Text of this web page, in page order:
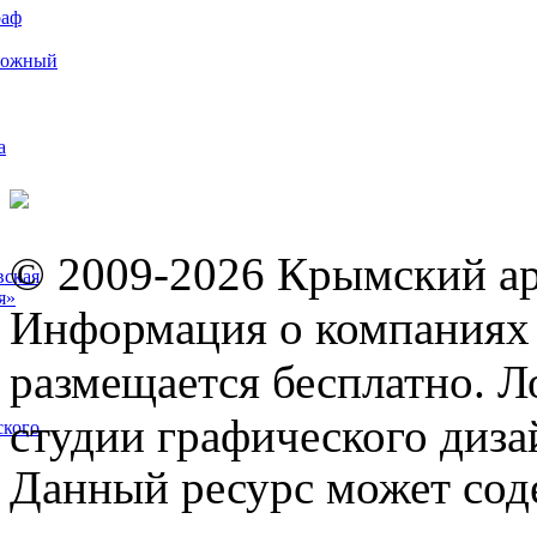
© 2009-2026 Крымский
Информация о компаниях
размещается бесплатно.
студии графического
Данный ресурс может